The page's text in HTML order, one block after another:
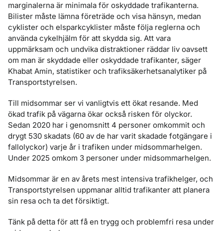
marginalerna är minimala för oskyddade trafikanterna.
Bilister måste lämna företräde och visa hänsyn, medan
cyklister och elsparkcyklister måste följa reglerna och
använda cykelhjälm för att skydda sig. Att vara
uppmärksam och undvika distraktioner räddar liv oavsett
om man är skyddade eller oskyddade trafikanter, säger
Khabat Amin, statistiker och trafiksäkerhetsanalytiker på
Transportstyrelsen.
Till midsommar ser vi vanligtvis ett ökat resande. Med
ökad trafik på vägarna ökar också risken för olyckor.
Sedan 2020 har i genomsnitt 4 personer omkommit och
drygt 530 skadats (60 av de har varit skadade fotgängare i
fallolyckor) varje år i trafiken under midsommarhelgen.
Under 2025 omkom 3 personer under midsommarhelgen.
Midsommar är en av årets mest intensiva trafikhelger, och
Transportstyrelsen uppmanar alltid trafikanter att planera
sin resa och ta det försiktigt.
Tänk på detta för att få en trygg och problemfri resa under